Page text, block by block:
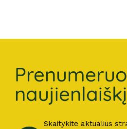
naujienlaiškį
Skaitykite aktualius